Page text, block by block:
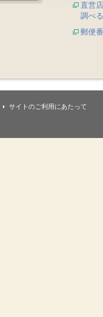
直営
調べる
郵便
サイトのご利用にあたって